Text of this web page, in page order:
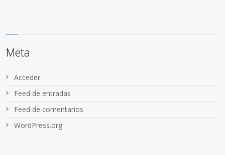
Meta
Acceder
Feed de entradas
Feed de comentarios
WordPress.org